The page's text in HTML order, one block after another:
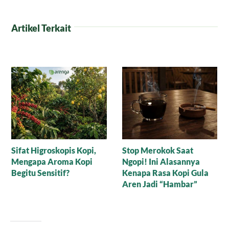
Artikel Terkait
Misteri Secangkir Kopi,
Mengungkap Keajaiban
Alam
Tradisi Unik Minum Kopi
di Sulawesi Selatan,
Mengunyah Gula Aren
Sebelum Menyeruput